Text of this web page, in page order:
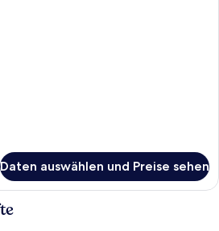
Daten auswählen und Preise sehen